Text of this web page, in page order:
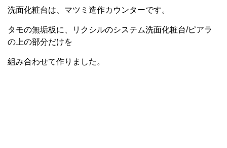
洗面化粧台は、マツミ造作カウンターです。
タモの無垢板に、リクシルのシステム洗面化粧台/ピアラ
の上の部分だけを
組み合わせて作りました。